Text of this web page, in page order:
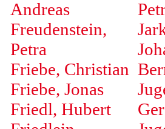
Andreas
Freudenstein,
Petra
Friebe, Christian
Friebe, Jonas
Friedl, Hubert